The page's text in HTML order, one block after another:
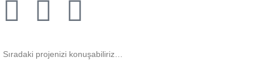
Sıradaki projenizi konuşabiliriz…